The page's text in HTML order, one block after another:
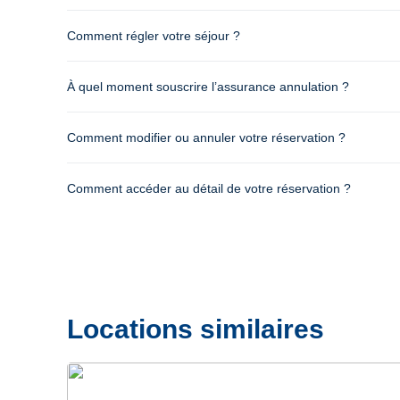
Comment régler votre séjour ?
À quel moment souscrire l’assurance annulation ?
Comment modifier ou annuler votre réservation ?
Comment accéder au détail de votre réservation ?
Locations similaires
Précédent
Suivant